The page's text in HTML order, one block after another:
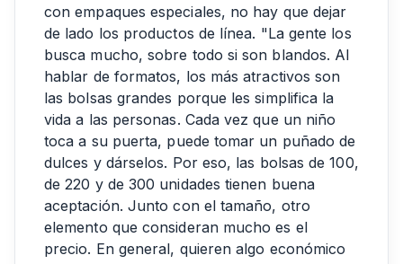
con empaques especiales, no hay que dejar
de lado los productos de línea. "La gente los
busca mucho, sobre todo si son blandos. Al
hablar de formatos, los más atractivos son
las bolsas grandes porque les simplifica la
vida a las personas. Cada vez que un niño
toca a su puerta, puede tomar un puñado de
dulces y dárselos. Por eso, las bolsas de 100,
de 220 y de 300 unidades tienen buena
aceptación. Junto con el tamaño, otro
elemento que consideran mucho es el
precio. En general, quieren algo económico